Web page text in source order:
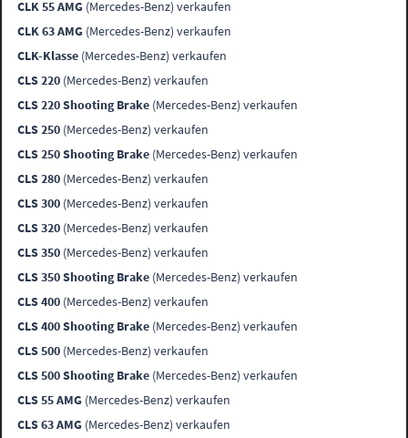
CLK 55 AMG (Mercedes-Benz) verkaufen
CLK 63 AMG (Mercedes-Benz) verkaufen
CLK-Klasse (Mercedes-Benz) verkaufen
CLS 220 (Mercedes-Benz) verkaufen
CLS 220 Shooting Brake (Mercedes-Benz) verkaufen
CLS 250 (Mercedes-Benz) verkaufen
CLS 250 Shooting Brake (Mercedes-Benz) verkaufen
CLS 280 (Mercedes-Benz) verkaufen
CLS 300 (Mercedes-Benz) verkaufen
CLS 320 (Mercedes-Benz) verkaufen
CLS 350 (Mercedes-Benz) verkaufen
CLS 350 Shooting Brake (Mercedes-Benz) verkaufen
CLS 400 (Mercedes-Benz) verkaufen
CLS 400 Shooting Brake (Mercedes-Benz) verkaufen
CLS 500 (Mercedes-Benz) verkaufen
CLS 500 Shooting Brake (Mercedes-Benz) verkaufen
CLS 55 AMG (Mercedes-Benz) verkaufen
CLS 63 AMG (Mercedes-Benz) verkaufen